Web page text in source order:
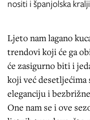
nositi i španjolska
Ljeto nam lagano
trendovi koji će ga
će zasigurno biti i
koji već
eleganciju i
One nam se i ove